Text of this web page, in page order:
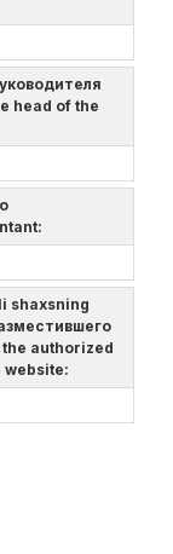
head of the
shaxsning
authorized
website: